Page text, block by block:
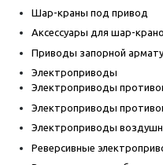
Шар-краны под привод
Аксессуары для шар-
Приводы запорной
Электроприводы
Электроприводы
Электроприводы
Электроприводы
Реверсивные